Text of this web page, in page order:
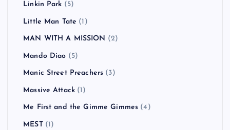
Linkin Park (5)
Little Man Tate (1)
MAN WITH A MISSION (2)
Mando Diao (5)
Manic Street Preachers (3)
Massive Attack (1)
Me First and the Gimme Gimmes (4)
MEST(1)